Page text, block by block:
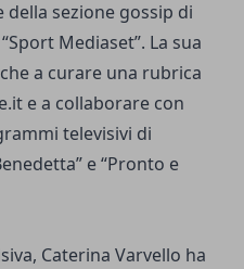
sezione gossip di
Mediaset”. La sua
a curare una rubrica
e a collaborare con
televisivi di
e “Pronto e
Caterina Varvello ha